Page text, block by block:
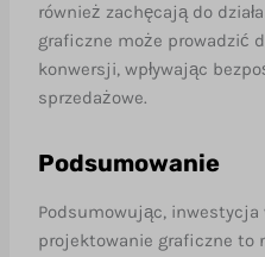
również zachęcają do
graficzne może prowadzić
konwersji, wpływając
sprzedażowe.
Podsumowanie
Podsumowując, inwestycja
projektowanie graficzne to